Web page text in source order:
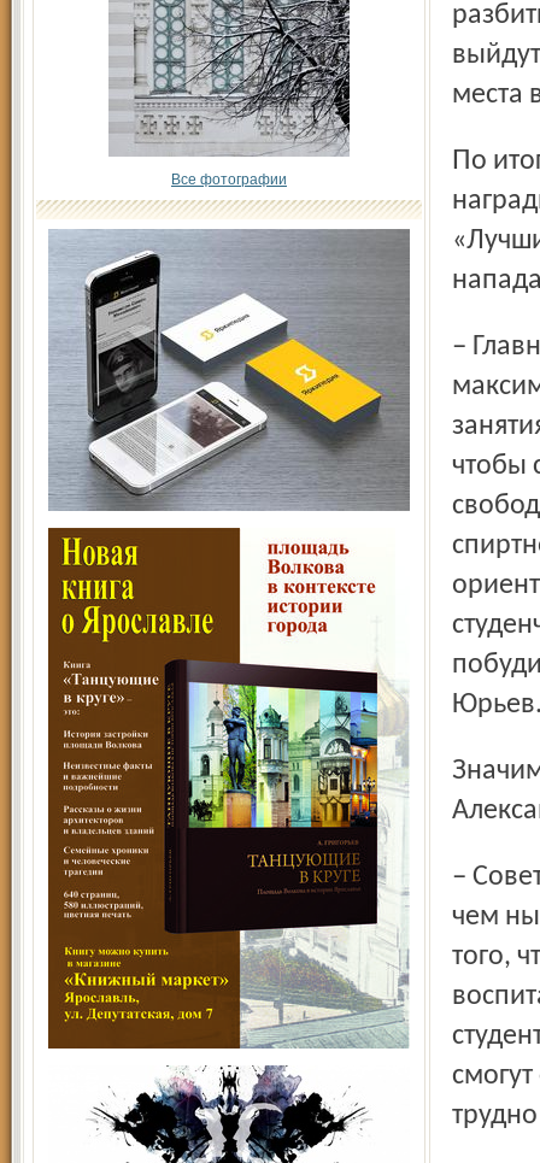
Все фотографии
места
По итогам сезона организационный комитет студлиги
– Главная цель соревнований – привлечение
чтобы
Значимость турнира для молодёжи подчеркнул и
– Советская молодёжь физически была развита лучше,
чем
того,